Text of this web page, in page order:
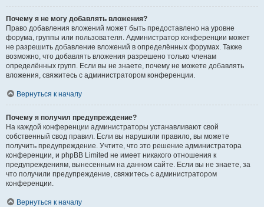
Почему я не могу добавлять вложения?
Право добавления вложений может быть предоставлено на уровне
форума, группы или пользователя. Администратор конференции может
не разрешить добавление вложений в определённых форумах. Также
возможно, что добавлять вложения разрешено только членам
определённых групп. Если вы не знаете, почему не можете добавлять
вложения, свяжитесь с администратором конференции.
Вернуться к началу
Почему я получил предупреждение?
На каждой конференции администраторы устанавливают свой
собственный свод правил. Если вы нарушили правило, вы можете
получить предупреждение. Учтите, что это решение администратора
конференции, и phpBB Limited не имеет никакого отношения к
предупреждениям, вынесенным на данном сайте. Если вы не знаете, за
что получили предупреждение, свяжитесь с администратором
конференции.
Вернуться к началу